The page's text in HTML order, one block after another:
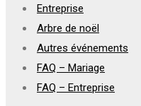
Entreprise
Arbre de noël
Autres événements
FAQ – Mariage
FAQ – Entreprise